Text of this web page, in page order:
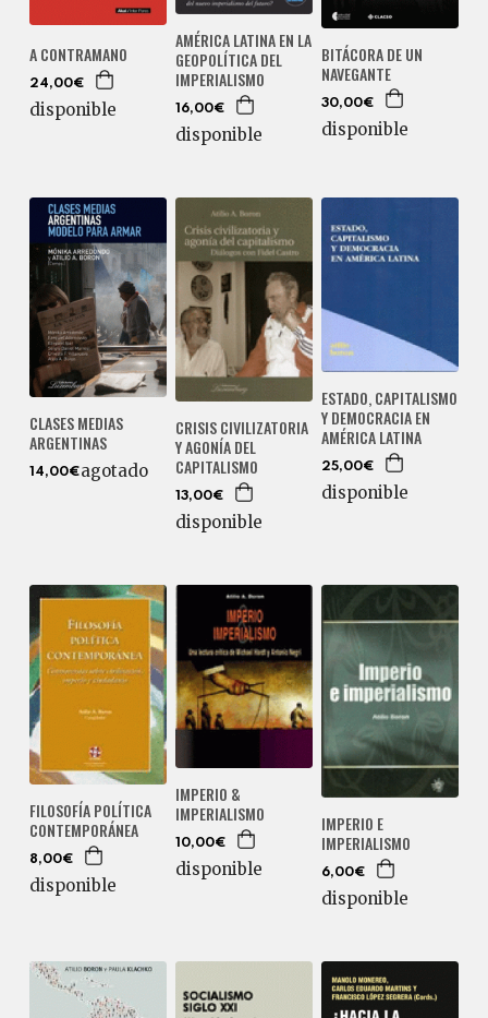
A CONTRAMANO
24,00€
disponible
AMÉRICA LATINA EN LA
GEOPOLÍTICA DEL
IMPERIALISMO
16,00€
disponible
BITÁCORA DE UN
NAVEGANTE
30,00€
disponible
CLASES MEDIAS
ARGENTINAS
14,00€agotado
CRISIS CIVILIZATORIA
Y AGONÍA DEL
CAPITALISMO
13,00€
disponible
ESTADO, CAPITALISMO
Y DEMOCRACIA EN
AMÉRICA LATINA
25,00€
disponible
FILOSOFÍA POLÍTICA
CONTEMPORÁNEA
8,00€
disponible
IMPERIO &
IMPERIALISMO
10,00€
disponible
IMPERIO E
IMPERIALISMO
6,00€
disponible